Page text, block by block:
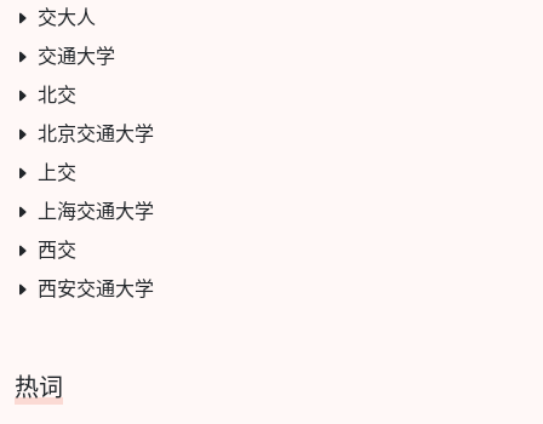
交大人
交通大学
北交
北京交通大学
上交
上海交通大学
西交
西安交通大学
热词